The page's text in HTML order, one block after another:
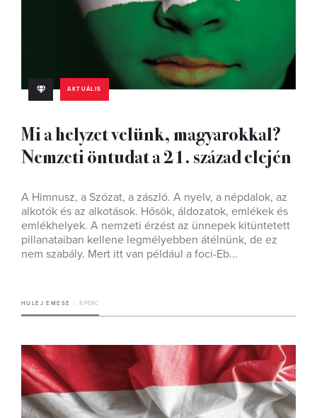
AKTUÁLIS
Mi a helyzet velünk, magyarokkal?
Nemzeti öntudat a 21. század elején
A Himnusz, a Szózat, a zászló. A nyelv, a népdalok, az
alkotók és az alkotások. Hősök, áldozatok, emlékek és
emlékhelyek. A nemzeti érzést az ünnepek kitüntetett
pillanataiban kellene legmélyebben átélnünk, de ez
nem szabály. Mert itt van például a foci-Eb...
HULEJ EMESE 8 PERC